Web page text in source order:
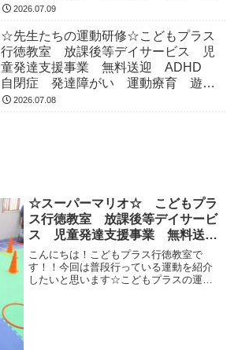
行徳 市川市 浦安市
2026.07.09
☆先生たちの運動研修☆こどもプラス
行徳教室 放課後等デイサービス 児
童発達支援事業 無料送迎 ADHD
自閉症 発達障がい 運動療育 遊
び 南行徳 市川市 浦安市
2026.07.08
☆スーパーマリオ☆ こどもプラ
ス行徳教室 放課後等デイサービ
ス 児童発達支援事業 無料送
迎 ADHD 自閉症 発達障が
い 運動療育 遊び 南行徳 市
川市 浦安市 江戸川区
こんにちは！こどもプラス行徳教室で
す！！今回は普段行っている運動を紹介
したいと思います☆こどもプラスの運動